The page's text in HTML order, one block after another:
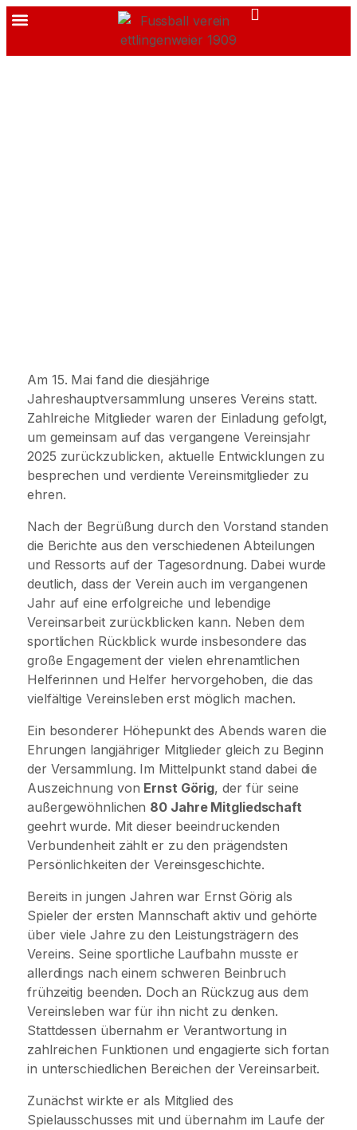
Am 15. Mai fand die diesjährige
Jahreshauptversammlung unseres Vereins statt.
Zahlreiche Mitglieder waren der Einladung gefolgt,
um gemeinsam auf das vergangene Vereinsjahr
2025 zurückzublicken, aktuelle Entwicklungen zu
besprechen und verdiente Vereinsmitglieder zu
ehren.
Nach der Begrüßung durch den Vorstand standen
die Berichte aus den verschiedenen Abteilungen
und Ressorts auf der Tagesordnung. Dabei wurde
deutlich, dass der Verein auch im vergangenen
Jahr auf eine erfolgreiche und lebendige
Vereinsarbeit zurückblicken kann. Neben dem
sportlichen Rückblick wurde insbesondere das
große Engagement der vielen ehrenamtlichen
Helferinnen und Helfer hervorgehoben, die das
vielfältige Vereinsleben erst möglich machen.
Ein besonderer Höhepunkt des Abends waren die
Ehrungen langjähriger Mitglieder gleich zu Beginn
der Versammlung. Im Mittelpunkt stand dabei die
Auszeichnung von Ernst Görig, der für seine
außergewöhnlichen 80 Jahre Mitgliedschaft
geehrt wurde. Mit dieser beeindruckenden
Verbundenheit zählt er zu den prägendsten
Persönlichkeiten der Vereinsgeschichte.
Bereits in jungen Jahren war Ernst Görig als
Spieler der ersten Mannschaft aktiv und gehörte
über viele Jahre zu den Leistungsträgern des
Vereins. Seine sportliche Laufbahn musste er
allerdings nach einem schweren Beinbruch
frühzeitig beenden. Doch an Rückzug aus dem
Vereinsleben war für ihn nicht zu denken.
Stattdessen übernahm er Verantwortung in
zahlreichen Funktionen und engagierte sich fortan
in unterschiedlichen Bereichen der Vereinsarbeit.
Zunächst wirkte er als Mitglied des
Spielausschusses mit und übernahm im Laufe der